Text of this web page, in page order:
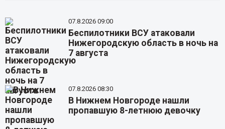
07.8.2026 09:00
Беспилотники ВСУ атаковали
Нижегородскую область в ночь на
7 августа
07.8.2026 08:30
В Нижнем Новгороде нашли
пропавшую 8-летнюю девочку